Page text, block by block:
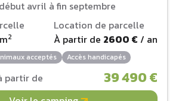
avril à fin septembre
m2
Location de parcelle
À partir de 2600 € / an
acceptés Accès handicapés
partir de 39 490 €